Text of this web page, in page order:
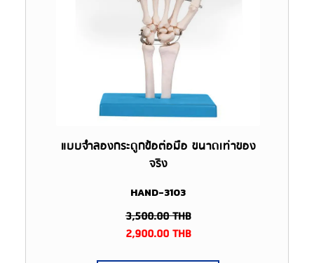
แบบจำลองกระดูกข้อต่อมือ ขนาดเท่าของ
จริง
HAND-3103
3,500.00THB
2,900.00THB